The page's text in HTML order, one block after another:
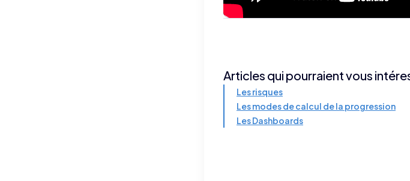
Articles qui pourraient vous
Les risques
Les modes de calcul de la progression
Les Dashboards